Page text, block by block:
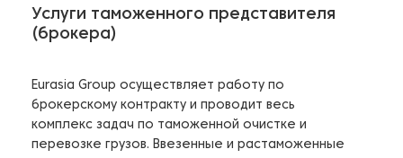
Услуги таможенного представителя
(брокера)
Eurasia Group осуществляет работу по
брокерскому контракту и проводит весь
комплекс задач по таможенной очистке и
перевозке грузов. Ввезенные и растаможенные